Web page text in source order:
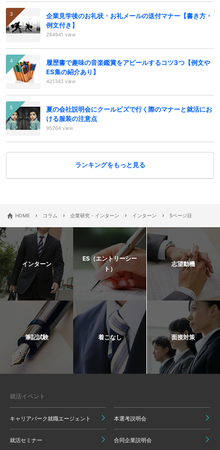
企業見学後のお礼状・お礼メールの送付マナー【書き方・
例文付き】
284941 view
履歴書で趣味の音楽鑑賞をアピールするコツ3つ【例文や
ES集の紹介あり】
421343 view
夏の会社説明会にクールビズで行く際のマナーと就活にお
ける服装の注意点
95264 view
ランキングをもっと見る
HOME › コラム › 企業研究・インターン › インターン › 5ページ目
インターン
ES（エントリーシー
ト）
志望動機
筆記試験 着こなし 面接対策
就活イベント
キャリアパーク就職エージェント 本選考説明会
就活セミナー 合同企業説明会